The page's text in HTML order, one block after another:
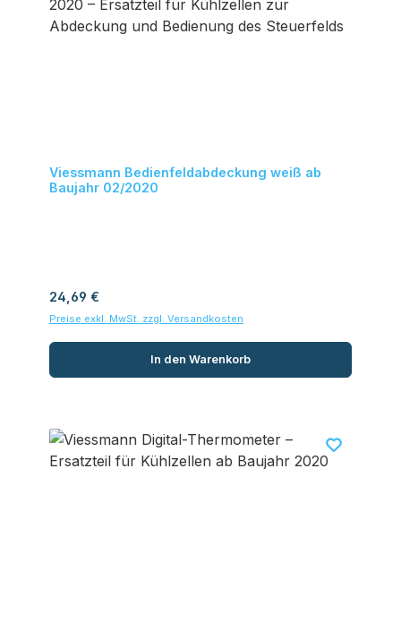
Viessmann Bedienfeldabdeckung weiß ab
Baujahr 02/2020
Regulärer Preis:
24,69 €
Preise exkl. MwSt. zzgl. Versandkosten
In den Warenkorb